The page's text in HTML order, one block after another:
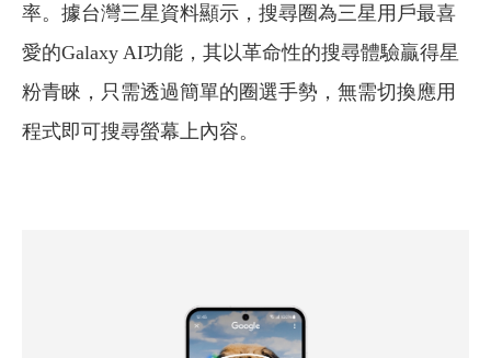
率。據台灣三星資料顯示，搜尋圈為三星用戶最喜
愛的Galaxy AI功能，其以革命性的搜尋體驗贏得星
粉青睞，只需透過簡單的圈選手勢，無需切換應用
程式即可搜尋螢幕上內容。